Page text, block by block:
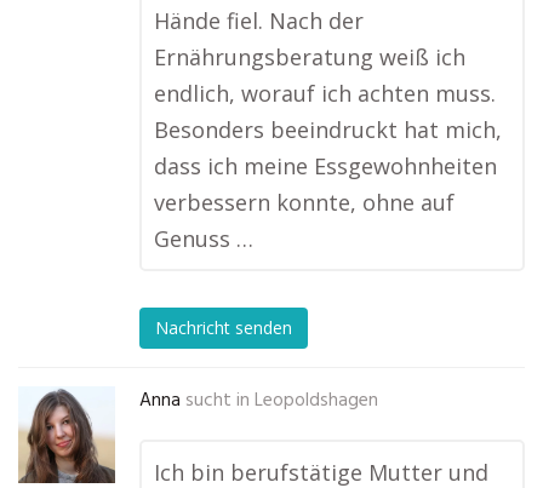
Hände fiel. Nach der
Ernährungsberatung weiß ich
endlich, worauf ich achten muss.
Besonders beeindruckt hat mich,
dass ich meine Essgewohnheiten
verbessern konnte, ohne auf
Genuss …
Nachricht senden
Anna sucht in Leopoldshagen
Ich bin berufstätige Mutter und